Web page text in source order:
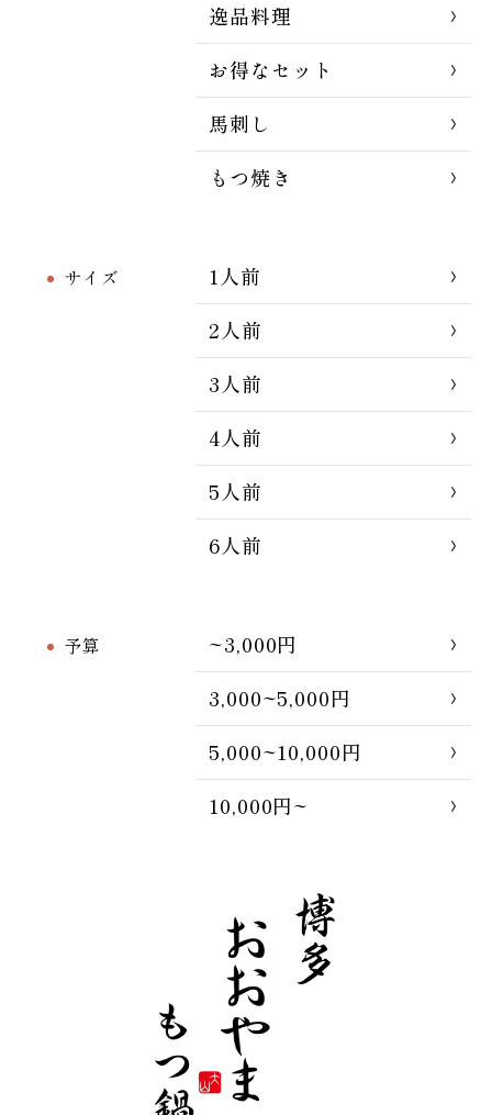
逸品料理
お得なセット
馬刺し
もつ焼き
サイズ
1人前
2人前
3人前
4人前
5人前
6人前
予算
~3,000円
3,000~5,000円
5,000~10,000円
10,000円~